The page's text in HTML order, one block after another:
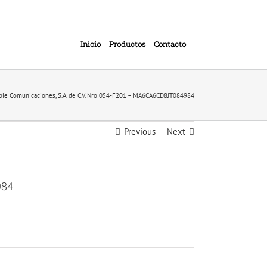
Inicio Productos Contacto
Comunicaciones, S.A. de C.V. Nro 054-F201 – MA6CA6CD8JT084984
Previous Next